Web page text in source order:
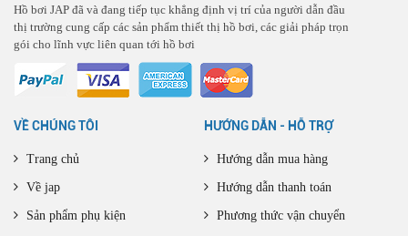
Hồ bơi JAP đã và đang tiếp tục khẳng định vị trí của người dẫn đầu
thị trường cung cấp các sản phẩm thiết thị hồ bơi, các giải pháp trọn
gói cho lĩnh vực liên quan tới hồ bơi
VỀ CHÚNG TÔI
Trang chủ
Về jap
Sản phẩm phụ kiện
HƯỚNG DẪN - HỖ TRỢ
Hướng dẫn mua hàng
Hướng dẫn thanh toán
Phương thức vận chuyển